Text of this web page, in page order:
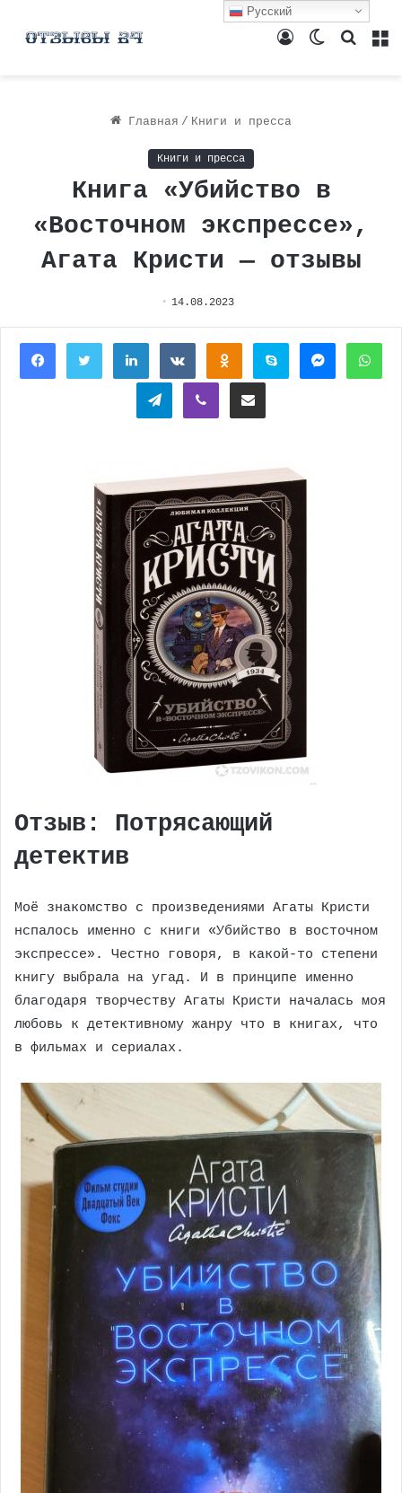
Поиск
Switch
Войти
Главная / Книги и пресса
Книги и пресса
Книга «Убийство в
«Восточном экспрессе»,
Агата Кристи — отзывы
14.08.2023
FacebookTwitterLinkedInВконтактеОдноклассники
Skype Messenger
TelegramViber Поделиться через электронную почту
Отзыв: Потрясающий
детектив
Моё знакомство с произведениями Агаты Кристи
нспалось именно с книги «Убийство в восточном
экспрессе». Честно говоря, в какой-то степени
книгу выбрала на угад. И в принципе именно
благодаря творчеству Агаты Кристи началась моя
любовь к детективному жанру что в книгах, что
в фильмах и сериалах.
Русский